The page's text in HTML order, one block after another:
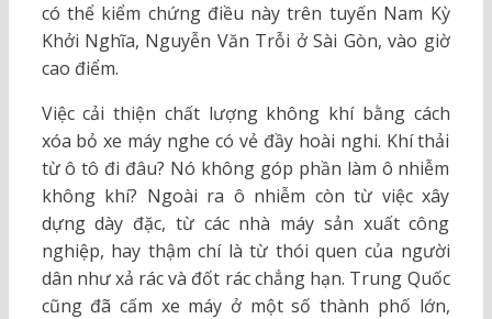
có thể kiểm chứng điều này trên tuyến Nam Kỳ
Khởi Nghĩa, Nguyễn Văn Trỗi ở Sài Gòn, vào giờ
cao điểm.
Việc cải thiện chất lượng không khí bằng cách
xóa bỏ xe máy nghe có vẻ đầy hoài nghi. Khí thải
từ ô tô đi đâu? Nó không góp phần làm ô nhiễm
không khí? Ngoài ra ô nhiễm còn từ việc xây
dựng dày đặc, từ các nhà máy sản xuất công
nghiệp, hay thậm chí là từ thói quen của người
dân như xả rác và đốt rác chẳng hạn. Trung Quốc
cũng đã cấm xe máy ở một số thành phố lớn,